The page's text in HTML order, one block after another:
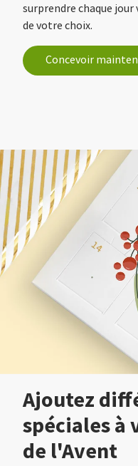
surprendre chaque jour
de votre choix.
Concevoir
Ajoutez
spéciales à
de l'Avent